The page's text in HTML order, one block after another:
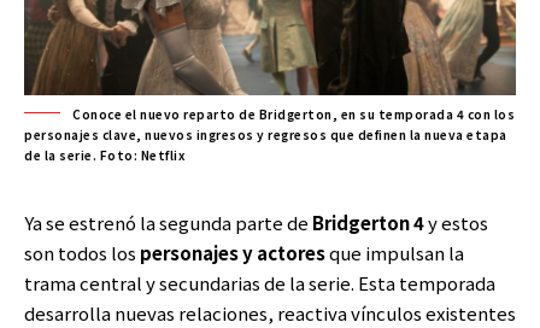
Conoce el nuevo reparto de Bridgerton, en su temporada 4 con los
personajes clave, nuevos ingresos y regresos que definen la nueva etapa
de la serie. Foto: Netflix
Ya se estrenó la segunda parte de Bridgerton4y estos
son todos los personajes y actoresque impulsan la
trama central y secundarias de la serie. Esta temporada
desarrolla nuevas relaciones, reactiva vínculos existentes